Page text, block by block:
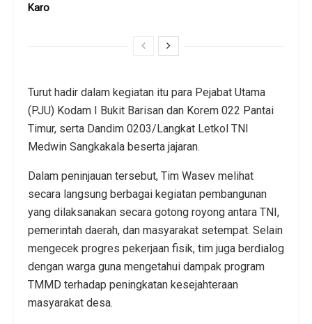
Karo
Turut hadir dalam kegiatan itu para Pejabat Utama
(PJU) Kodam I Bukit Barisan dan Korem 022 Pantai
Timur, serta Dandim 0203/Langkat Letkol TNI
Medwin Sangkakala beserta jajaran.
Dalam peninjauan tersebut, Tim Wasev melihat
secara langsung berbagai kegiatan pembangunan
yang dilaksanakan secara gotong royong antara TNI,
pemerintah daerah, dan masyarakat setempat. Selain
mengecek progres pekerjaan fisik, tim juga berdialog
dengan warga guna mengetahui dampak program
TMMD terhadap peningkatan kesejahteraan
masyarakat desa.